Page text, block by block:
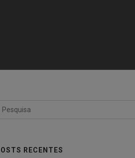
RECENTES